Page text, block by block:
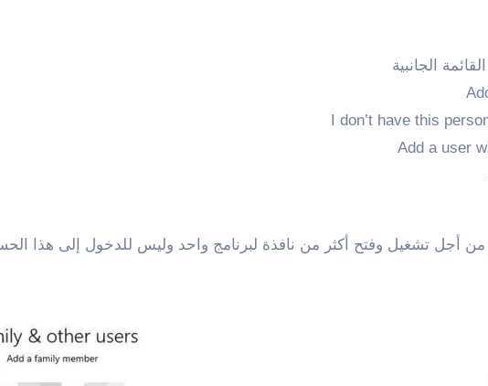
أجل تشغيل وفتح أكثر من نافذة لبرنامج واحد وليس للدخول إلى هذا